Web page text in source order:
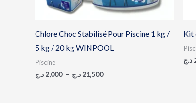
Chlore Choc Stabilisé Pour Piscine 1 kg /
5 kg / 20 kg WINPOOL
Piscine
2,000 د.ج – 21,500 د.ج
Kit
د.ج